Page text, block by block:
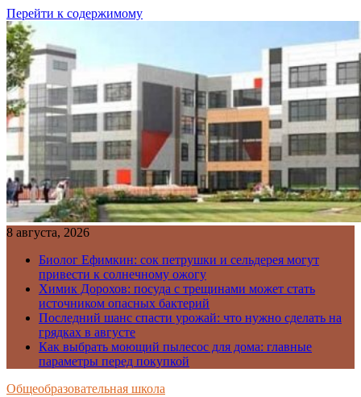
Перейти к содержимому
8 августа, 2026
Биолог Ефимкин: сок петрушки и сельдерея могут
привести к солнечному ожогу
Химик Дорохов: посуда с трещинами может стать
источником опасных бактерий
Последний шанс спасти урожай: что нужно сделать на
грядках в августе
Как выбрать моющий пылесос для дома: главные
параметры перед покупкой
Общеобразовательная школа